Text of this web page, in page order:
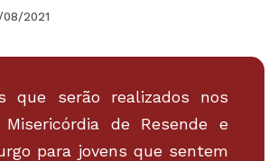
08/2021
que serão realizados nos
de Resende e
para jovens que sentem